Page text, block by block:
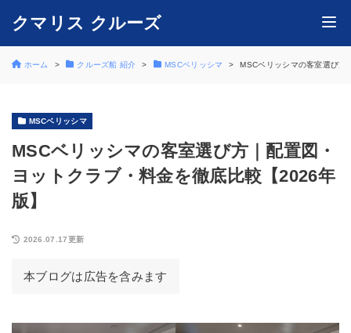
クマリス クルーズ
ホーム クルーズ船 紹介 MSCベリッシマ MSCベリッシマの客室選び
MSCベリッシマ
MSCベリッシマの客室選び方｜配置図・
ヨットクラブ・料金を徹底比較【2026年
版】
2026.07.17更新
本ブログは広告を含みます